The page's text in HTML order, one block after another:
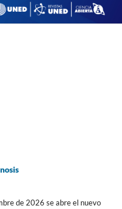
de 2026 se abre el nuevo